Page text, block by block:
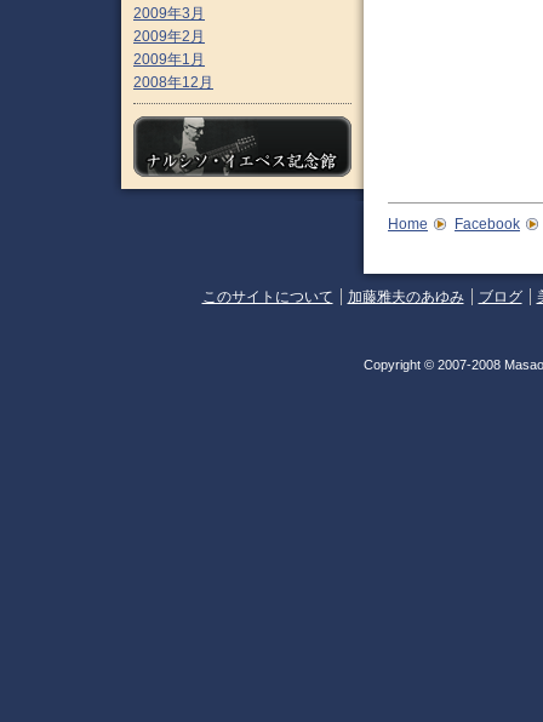
2009年3月
2009年2月
2009年1月
2008年12月
Home Facebook
このサイトについて 加藤雅夫のあゆみ ブログ
Copyright © 2007-2008